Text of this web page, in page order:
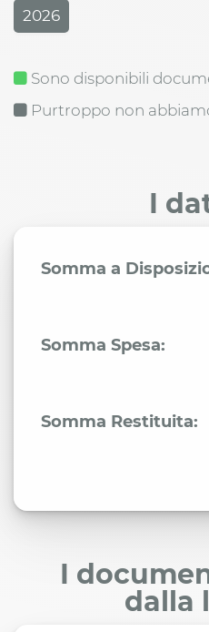
2026
Sono disponibili
Purtroppo non
I
Somma a
Somma Spesa:
Somma Restituita:
I
dalla